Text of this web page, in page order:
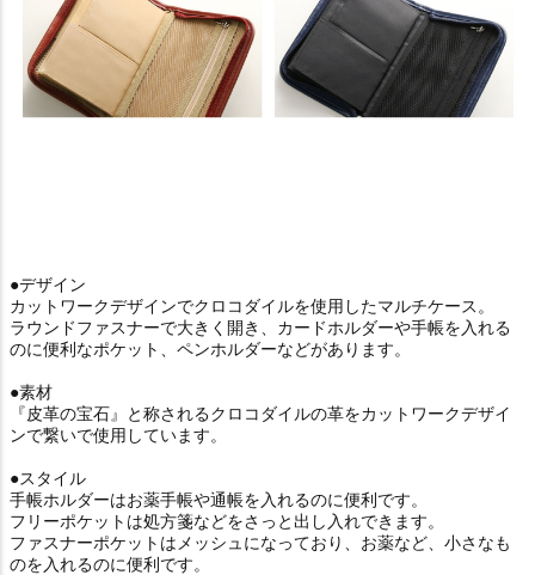
●デザイン
カットワークデザインでクロコダイルを使用したマルチケース。
ラウンドファスナーで大きく開き、カードホルダーや手帳を入れる
のに便利なポケット、ペンホルダーなどがあります。
●素材
『皮革の宝石』と称されるクロコダイルの革をカットワークデザイ
ンで繋いで使用しています。
●スタイル
手帳ホルダーはお薬手帳や通帳を入れるのに便利です。
フリーポケットは処方箋などをさっと出し入れできます。
ファスナーポケットはメッシュになっており、お薬など、小さなも
のを入れるのに便利です。